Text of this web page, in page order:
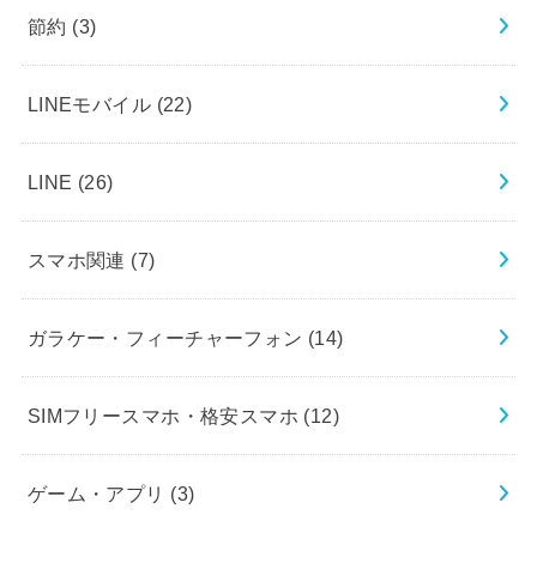
節約 (3)
LINEモバイル (22)
LINE (26)
スマホ関連 (7)
ガラケー・フィーチャーフォン (14)
SIMフリースマホ・格安スマホ (12)
ゲーム・アプリ (3)